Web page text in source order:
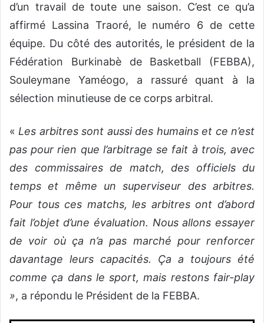
d’un travail de toute une saison. C’est ce qu’a
affirmé Lassina Traoré, le numéro 6 de cette
équipe. Du côté des autorités, le président de la
Fédération Burkinabè de Basketball (FEBBA),
Souleymane Yaméogo, a rassuré quant à la
sélection minutieuse de ce corps arbitral.
« Les arbitres sont aussi des humains et ce n’est
pas pour rien que l’arbitrage se fait à trois, avec
des commissaires de match, des officiels du
temps et même un superviseur des arbitres.
Pour tous ces matchs, les arbitres ont d’abord
fait l’objet d’une évaluation. Nous allons essayer
de voir où ça n’a pas marché pour renforcer
davantage leurs capacités. Ça a toujours été
comme ça dans le sport, mais restons fair-play
», a répondu le Président de la FEBBA.